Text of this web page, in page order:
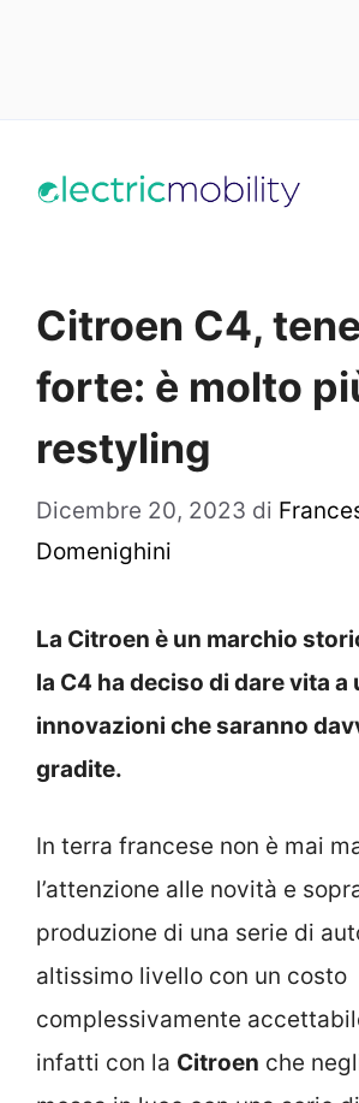
Citroen C4,
forte: è molto
restyling
Dicembre 20, 2023 di
Domenighini
La Citroen è un marchio
la C4 ha deciso di dare vita a
innovazioni che saranno
gradite.
In terra francese non è mai
l’attenzione alle novità e
produzione di una serie di
altissimo livello con un costo
complessivamente
infatti con la Citroen che